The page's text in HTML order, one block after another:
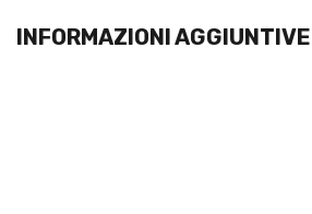
INFORMAZIONI AGGIUNTIVE